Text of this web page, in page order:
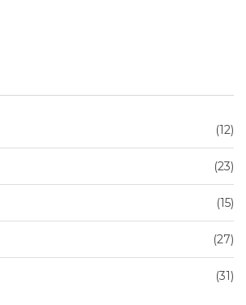
(12)
(23)
(15)
(27)
(31)